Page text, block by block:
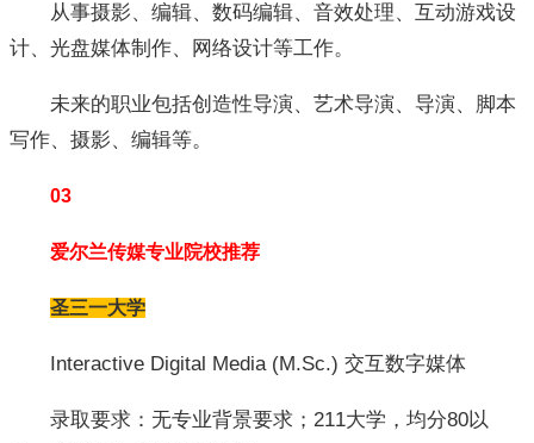
从事摄影、编辑、数码编辑、音效处理、互动游戏设
计、光盘媒体制作、网络设计等工作。
未来的职业包括创造性导演、艺术导演、导演、脚本
写作、摄影、编辑等。
03
爱尔兰传媒专业院校推荐
圣三一大学
Interactive Digital Media (M.Sc.) 交互数字媒体
录取要求：无专业背景要求；211大学，均分80以